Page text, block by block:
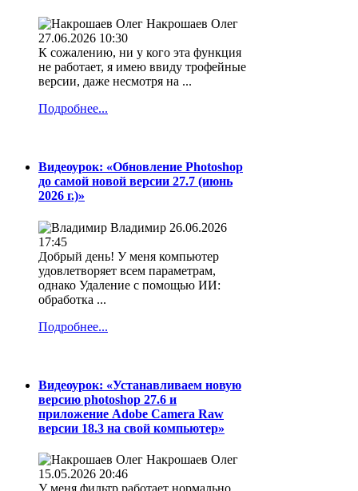
Накрошаев Олег
27.06.2026 10:30
К сожалению, ни у кого эта функция
не работает, я имею ввиду трофейные
версии, даже несмотря на ...
Подробнее...
Видеоурок: «Обновление Photoshop
до самой новой версии 27.7 (июнь
2026 г.)»
Владимир 26.06.2026
17:45
Добрый день! У меня компьютер
удовлетворяет всем параметрам,
однако Удаление с помощью ИИ:
обработка ...
Подробнее...
Видеоурок: «Устанавливаем новую
версию photoshop 27.6 и
приложение Adobe Camera Raw
версии 18.3 на свой компьютер»
Накрошаев Олег
15.05.2026 20:46